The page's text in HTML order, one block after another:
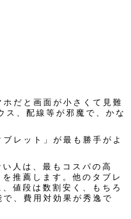
だと画面が小さくて見難
ス、配線等が邪魔で、かな
レット」が最も勝手がよ
人は、最もコスパの高
を推薦します。他のタブレ
値段は数割安く、もちろ
、費用対効果が秀逸で